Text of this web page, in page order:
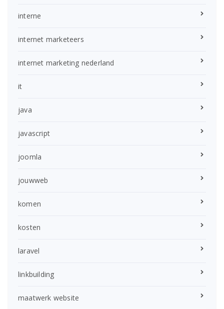
interne
internet marketeers
internet marketing nederland
it
java
javascript
joomla
jouwweb
komen
kosten
laravel
linkbuilding
maatwerk website